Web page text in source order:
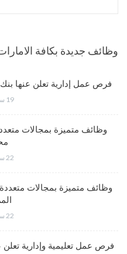
وظائف جديدة بكافة
فرص عمل إدارية تعلن عنها
19 ساعة منذ
وظائف متميزة بمجالات
22 ساعة منذ
وظائف متميزة بمجالات متعددة
22 ساعة منذ
فرص عمل تعليمية وإدارية